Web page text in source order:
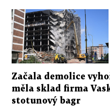
Začala demolice
měla sklad firma
stotunový bagr